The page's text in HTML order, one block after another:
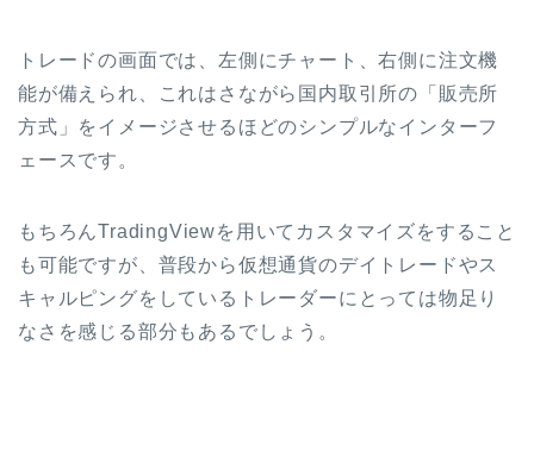
トレードの画面では、左側にチャート、右側に注文機
能が備えられ、これはさながら国内取引所の「販売所
方式」をイメージさせるほどのシンプルなインターフ
ェースです。
もちろんTradingViewを用いてカスタマイズをすること
も可能ですが、普段から仮想通貨のデイトレードやス
キャルピングをしているトレーダーにとっては物足り
なさを感じる部分もあるでしょう。